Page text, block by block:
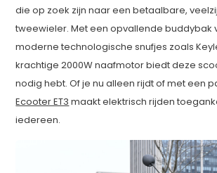
die op zoek zijn naar een betaalbare,
tweewieler. Met een opvallende buddybak
moderne technologische snufjes zoals
krachtige 2000W naafmotor biedt deze
nodig hebt. Of je nu alleen rijdt of met een
Ecooter ET3 maakt elektrisch rijden
iedereen.